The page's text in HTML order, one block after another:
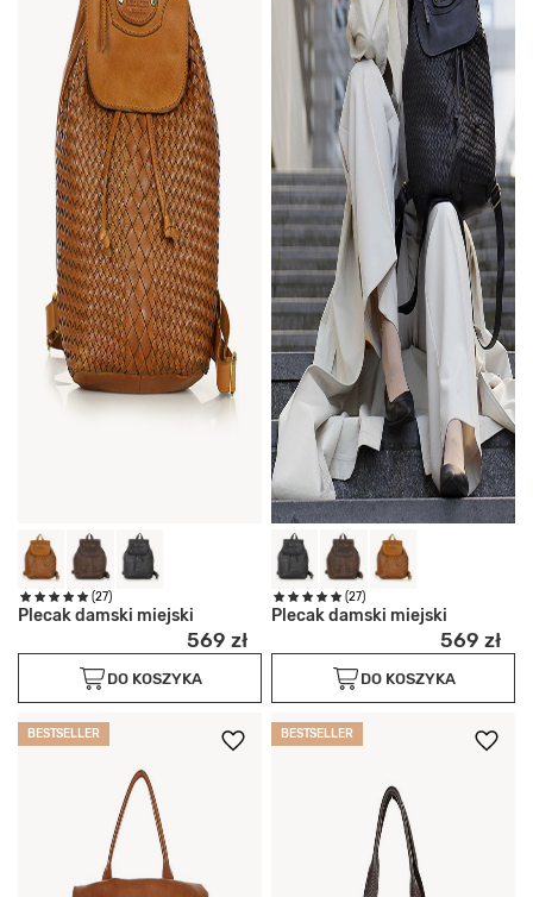
(27)
Plecak damski miejski
569 zł
DO KOSZYKA
(27)
Plecak damski miejski
569 zł
DO KOSZYKA
BESTSELLER BESTSELLER